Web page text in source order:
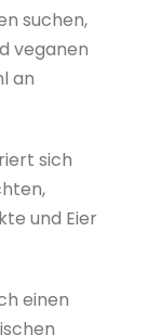
suchen,
veganen
an
sich
und Eier
einen